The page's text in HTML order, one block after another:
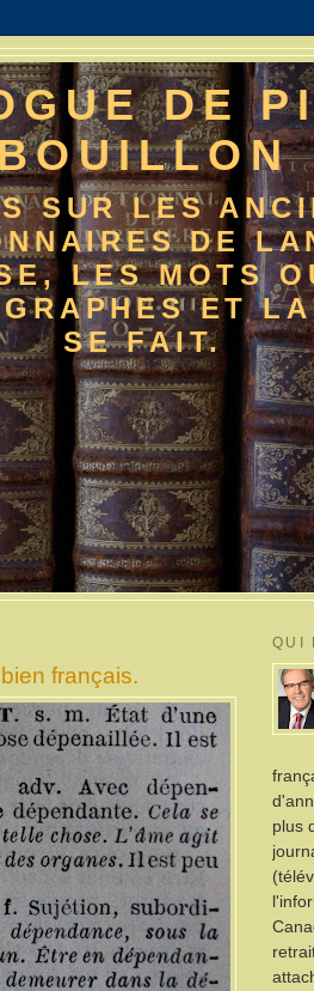
DE
SUR LES
DE
LES MOTS
ET
SE FAIT.
français.
QUI
plus